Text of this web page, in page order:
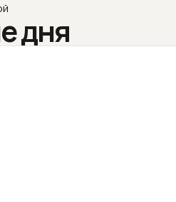
дня